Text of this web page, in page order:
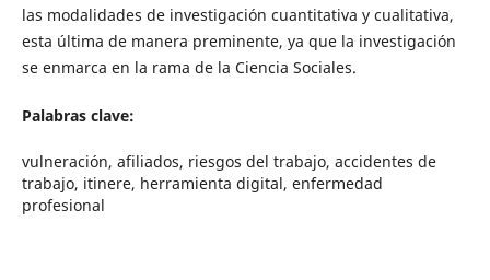
las modalidades de investigación cuantitativa y cualitativa,
esta última de manera preminente, ya que la investigación
se enmarca en la rama de la Ciencia Sociales.
Palabras clave:
vulneración, afiliados, riesgos del trabajo, accidentes de
trabajo, itinere, herramienta digital, enfermedad
profesional